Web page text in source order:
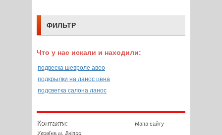
ФИЛЬТР
Что у нас искали и находили:
подвеска шевроле авео
подкрылки на ланос цена
подсветка салона ланос
Контакти:
Україна м. Дніпро
Мапа сайту